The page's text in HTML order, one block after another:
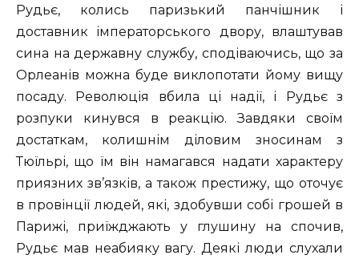
Рудьє, колись паризький панчішник і
доставник імператорського двору, влаштував
сина на державну службу, сподіваючись, що за
Орлеанів можна буде виклопотати йому вищу
посаду. Революція вбила ці надії, і Рудьє з
розпуки кинувся в реакцію. Завдяки своїм
достаткам, колишнім діловим зносинам з
Тюїльрі, що їм він намагався надати характеру
приязних зв’язків, а також престижу, що оточує
в провінції людей, які, здобувши собі грошей в
Парижі, приїжджають у глушину на спочив,
Рудьє мав неабияку вагу. Деякі люди слухали